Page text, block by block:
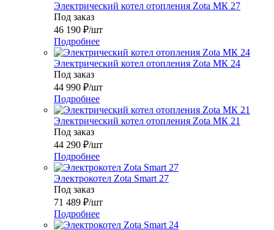
Электрический котел отопления Zota МК 27
Под заказ
46 190 ₽/шт
Подробнее
Электрический котел отопления Zota МК 24
Под заказ
44 990 ₽/шт
Подробнее
Электрический котел отопления Zota МК 21
Под заказ
44 290 ₽/шт
Подробнее
Электрокотел Zota Smart 27
Под заказ
71 489 ₽/шт
Подробнее